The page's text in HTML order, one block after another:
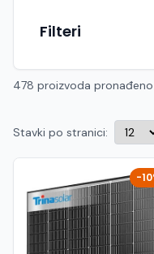
Hrvatski
MK Македонски
Filteri
478 proizvoda pronađeno
Stavki po stranici:
-